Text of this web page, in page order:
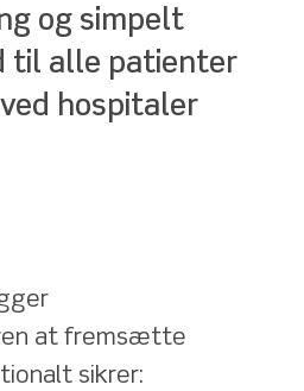
og simpelt
til alle patienter
hospitaler
at fremsætte
sikrer: